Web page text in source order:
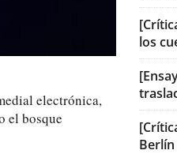
electrónica,
el bosque
los
Berlín